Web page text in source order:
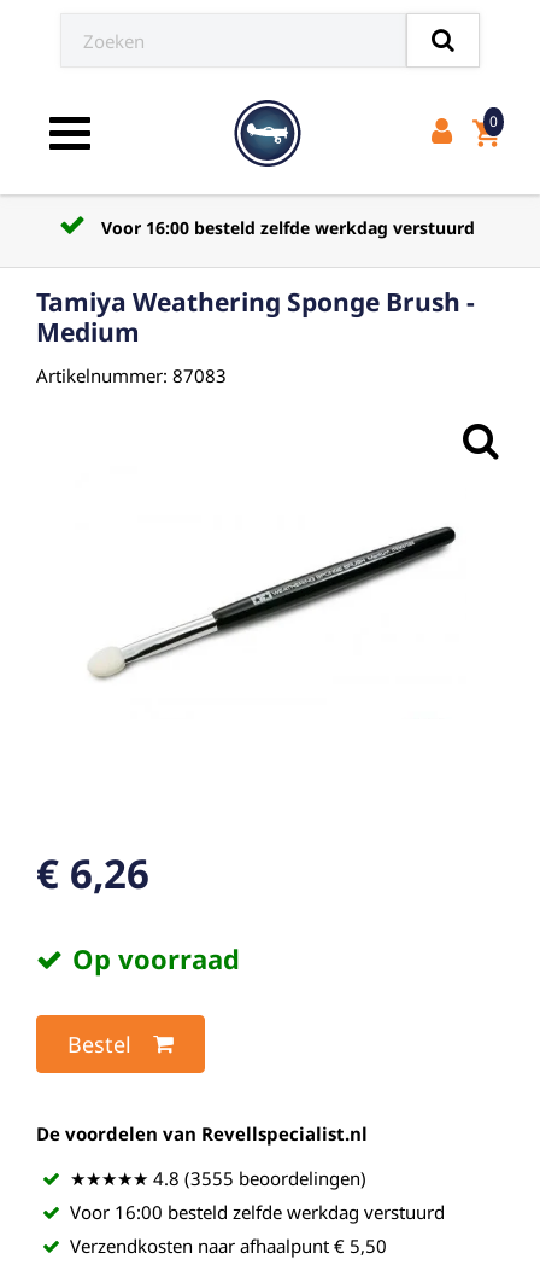
Toggle navigation shopping_cart
0
Voor 16:00 besteld zelfde werkdag verstuurd
Tamiya Weathering Sponge Brush -
Medium
Artikelnummer: 87083
€ 6,26
Op voorraad
Bestel
De voordelen van Revellspecialist.nl
★★★★★ 4.8 (3555 beoordelingen)
Voor 16:00 besteld zelfde werkdag verstuurd
Verzendkosten naar afhaalpunt € 5,50